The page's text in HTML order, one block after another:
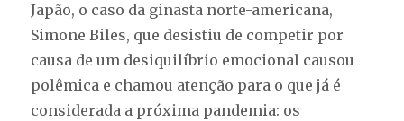
Japão, o caso da ginasta norte-americana,
Simone Biles, que desistiu de competir por
causa de um desiquilíbrio emocional causou
polêmica e chamou atenção para o que já é
considerada a próxima pandemia: os